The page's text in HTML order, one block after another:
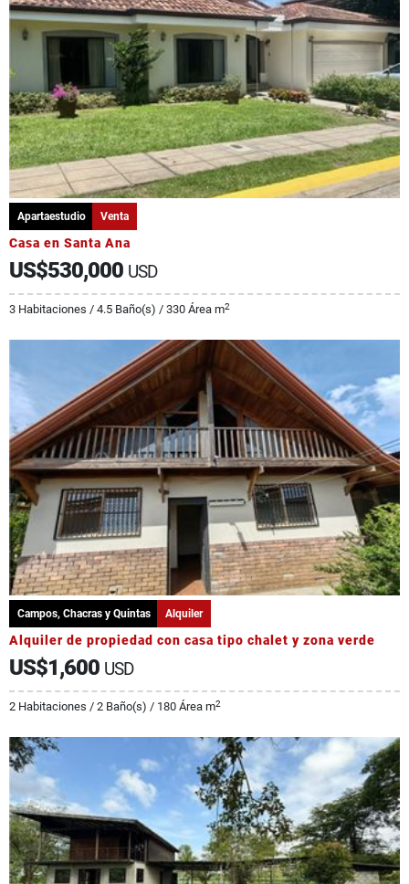
Apartaestudio Venta
Casa en Santa Ana
US$530,000 USD
3 Habitaciones / 4.5 Baño(s) / 330 Área m2
Campos, Chacras y Quintas Alquiler
Alquiler de propiedad con casa tipo chalet y zona verde
US$1,600 USD
2 Habitaciones / 2 Baño(s) / 180 Área m2